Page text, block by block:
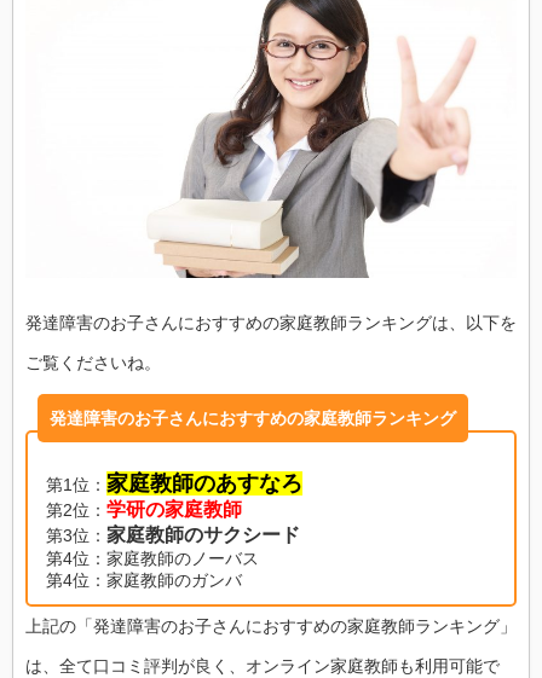
発達障害のお子さんにおすすめの家庭教師ランキングは、以下を
ご覧くださいね。
発達障害のお子さんにおすすめの家庭教師ランキング
第1位： 家庭教師のあすなろ
第2位： 学研の家庭教師
第3位： 家庭教師のサクシード
第4位：家庭教師のノーバス
第4位：家庭教師のガンバ
上記の「発達障害のお子さんにおすすめの家庭教師ランキング」
は、全て口コミ評判が良く、オンライン家庭教師も利用可能で